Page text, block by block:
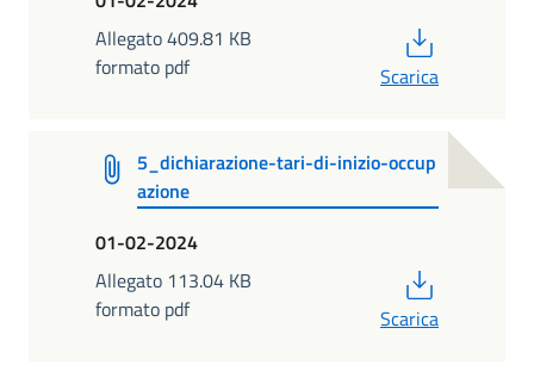
Allegato 409.81 KB
formato pdf
Scarica
5_dichiarazione-tari-di-inizio-occup
azione
01-02-2024
Allegato 113.04 KB
formato pdf
Scarica